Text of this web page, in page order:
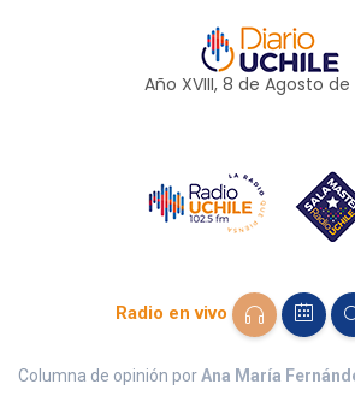
Año XVIII, 8 de Agosto de
Radio en vivo
Columna de opinión porAna María